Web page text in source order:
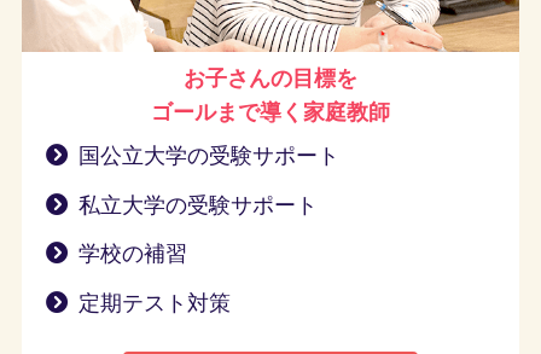
お子さんの目標を
ゴールまで導く 家庭教師
国公立大学の受験サポート
私立大学の受験サポート
学校の補習
定期テスト対策